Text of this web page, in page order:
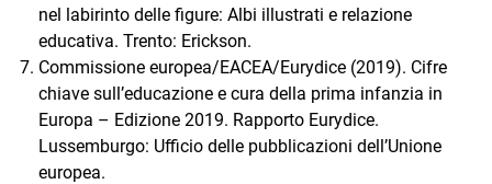
nel labirinto delle figure: Albi illustrati e relazione
educativa. Trento: Erickson.
Commissione europea/EACEA/Eurydice (2019). Cifre
chiave sull’educazione e cura della prima infanzia in
Europa – Edizione 2019. Rapporto Eurydice.
Lussemburgo: Ufficio delle pubblicazioni dell’Unione
europea.